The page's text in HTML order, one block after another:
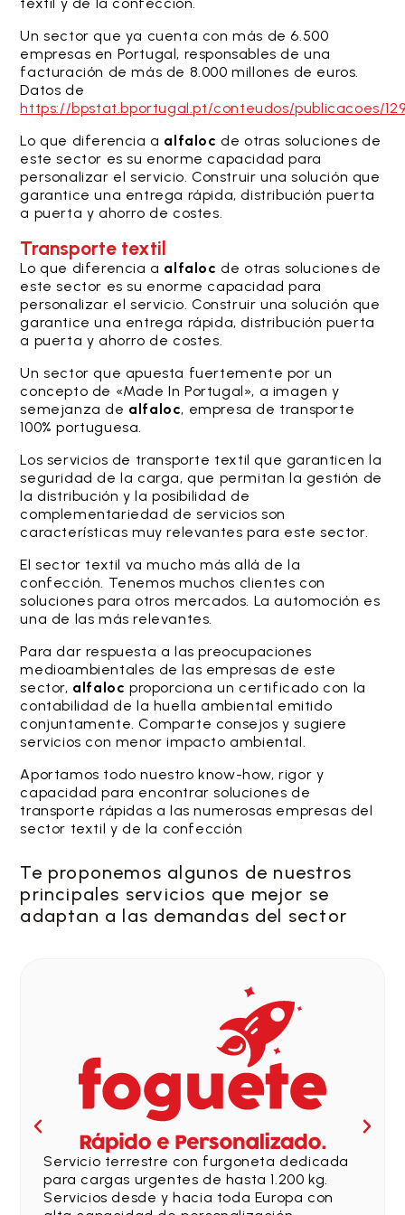
Un sector que ya cuenta con más de 6.500
empresas en Portugal, responsables de una
facturación de más de 8.000 millones de euros.
Datos de
https://bpstat.bportugal.pt/conteudos/publicacoes/
Lo que diferencia a alfaloc de otras soluciones de
este sector es su enorme capacidad para
personalizar el servicio. Construir una solución que
garantice una entrega rápida, distribución puerta
a puerta y ahorro de costes.
Transporte textil
Lo que diferencia a alfaloc de otras soluciones de
este sector es su enorme capacidad para
personalizar el servicio. Construir una solución que
garantice una entrega rápida, distribución puerta
a puerta y ahorro de costes.
Un sector que apuesta fuertemente por un
concepto de «Made In Portugal», a imagen y
semejanza de alfaloc, empresa de transporte
100% portuguesa.
Los servicios de transporte textil que garanticen la
seguridad de la carga, que permitan la gestión de
la distribución y la posibilidad de
complementariedad de servicios son
características muy relevantes para este sector.
El sector textil va mucho más allá de la
confección. Tenemos muchos clientes con
soluciones para otros mercados. La automoción es
una de las más relevantes.
Para dar respuesta a las preocupaciones
medioambientales de las empresas de este
sector, alfaloc proporciona un certificado con la
contabilidad de la huella ambiental emitido
conjuntamente. Comparte consejos y sugiere
servicios con menor impacto ambiental.
Aportamos todo nuestro know-how, rigor y
capacidad para encontrar soluciones de
transporte rápidas a las numerosas empresas del
sector textil y de la confección
Te proponemos algunos de nuestros
principales servicios que mejor se
adaptan a las demandas del sector
Servicio terrestre con furgoneta dedicada
para cargas urgentes de hasta 1.200 kg.
Servicios desde y hacia toda Europa con